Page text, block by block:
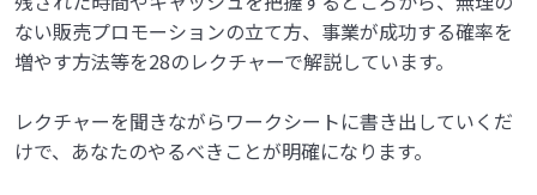
ない販売プロモーションの立て方、事業が成功する確率を
増やす方法等を28のレクチャーで解説しています。
レクチャーを聞きながらワークシートに書き出していくだ
けで、あなたのやるべきことが明確になります。